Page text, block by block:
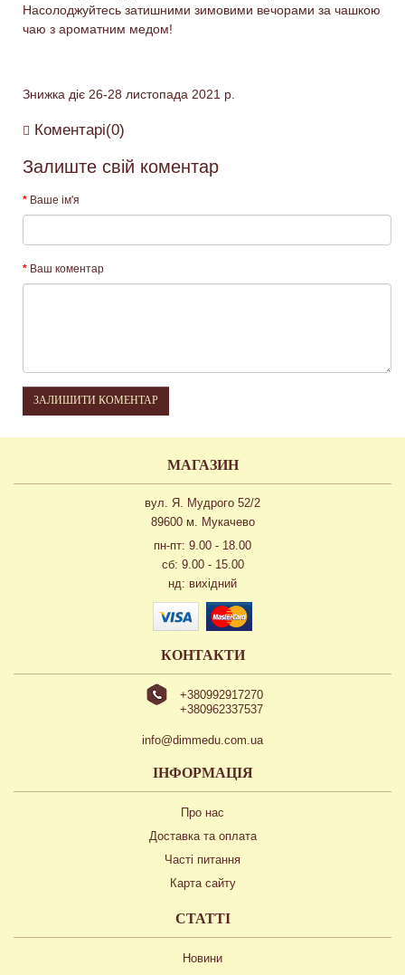
Насолоджуйтесь затишними зимовими вечорами за чашкою
чаю з ароматним медом!
Знижка діє 26-28 листопада 2021 р.
Коментарі(0)
Залиште свій коментар
Ваше ім'я
Ваш коментар
ЗАЛИШИТИ КОМЕНТАР
МАГАЗИН
вул. Я. Мудрого 52/2
89600 м. Мукачево
пн-пт: 9.00 - 18.00
сб: 9.00 - 15.00
нд: вихідний
КОНТАКТИ
+380992917270
+380962337537
info@dimmedu.com.ua
ІНФОРМАЦІЯ
Про нас
Доставка та оплата
Часті питання
Карта сайту
СТАТТІ
Новини